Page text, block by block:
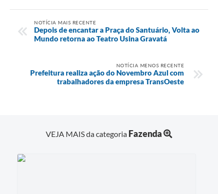
NOTÍCIA MAIS RECENTE
Depois de encantar a Praça do Santuário, Volta ao
Mundo retorna ao Teatro Usina Gravatá
NOTÍCIA MENOS RECENTE
Prefeitura realiza ação do Novembro Azul com
trabalhadores da empresa TransOeste
VEJA MAIS da categoria Fazenda